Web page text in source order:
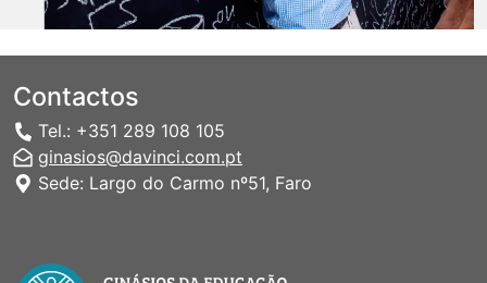
Contactos
Tel.: +351 289 108 105
ginasios@davinci.com.pt
Sede: Largo do Carmo nº51, Faro